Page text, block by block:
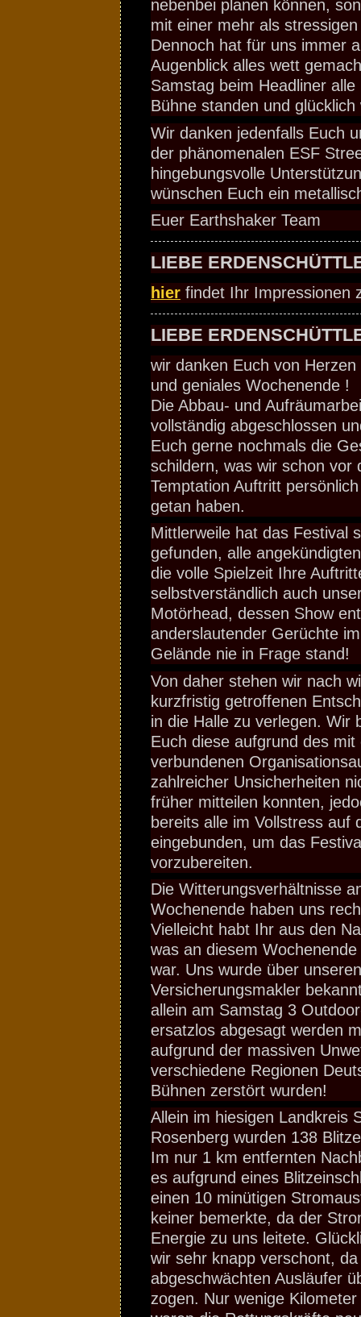
nebenbei planen können,
mit einer mehr als
Dennoch hat für uns immer
Augenblick alles wett
Samstag beim Headliner
Bühne standen und glücklich
Wir danken jedenfalls Euch
der phänomenalen ESF
hingebungsvolle
wünschen Euch ein
Euer Earthshaker Team
LIEBE
hier findet Ihr Impressionen
LIEBE
wir danken Euch von
und geniales Wochenende !
Die Abbau- und
vollständig abgeschlossen
Euch gerne nochmals die
schildern, was wir schon vor
Temptation Auftritt
getan haben.
Mittlerweile hat das Festival
gefunden, alle
die volle Spielzeit Ihre
selbstverständlich auch
Motörhead, dessen Show
anderslautender Gerüchte
Gelände nie in Frage stand!
Von daher stehen wir nach
kurzfristig getroffenen
in die Halle zu verlegen. Wir
Euch diese aufgrund des
verbundenen
zahlreicher Unsicherheiten
früher mitteilen konnten,
bereits alle im Vollstress auf
eingebunden, um das
vorzubereiten.
Die Witterungsverhältnisse
Wochenende haben uns
Vielleicht habt Ihr aus den
was an diesem
war. Uns wurde über unseren
Versicherungsmakler
allein am Samstag 3
ersatzlos abgesagt werden
aufgrund der massiven
verschiedene Regionen
Bühnen zerstört wurden!
Allein im hiesigen Landkreis
Rosenberg wurden 138
Im nur 1 km entfernten
es aufgrund eines
einen 10 minütigen
keiner bemerkte, da der
Energie zu uns leitete.
wir sehr knapp verschont, da
abgeschwächten Ausläufer
zogen. Nur wenige